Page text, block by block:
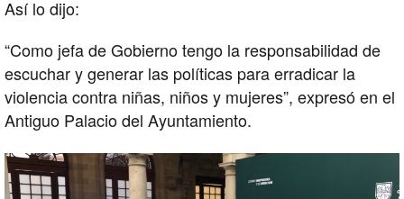
Así lo dijo:
“Como jefa de Gobierno tengo la responsabilidad de
escuchar y generar las políticas para erradicar la
violencia contra niñas, niños y mujeres”, expresó en el
Antiguo Palacio del Ayuntamiento.